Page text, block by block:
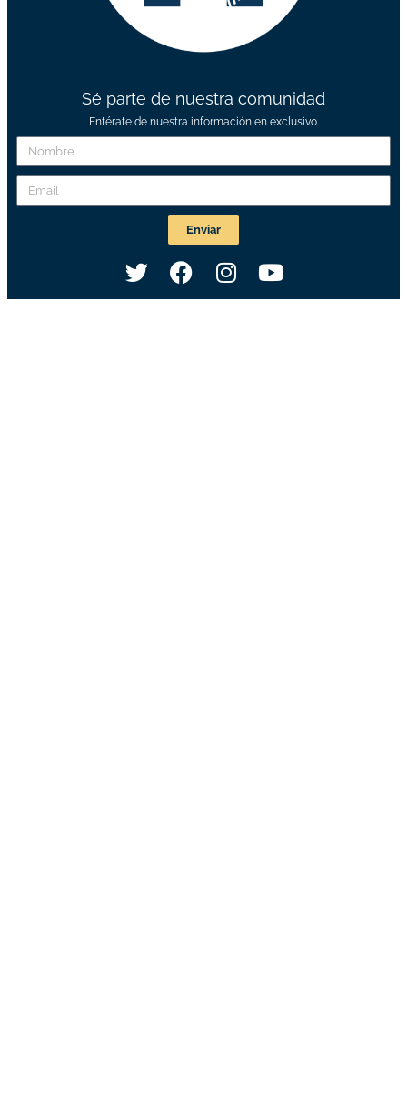
Sé parte de nuestra comunidad
Entérate de nuestra información en exclusivo.
Enviar